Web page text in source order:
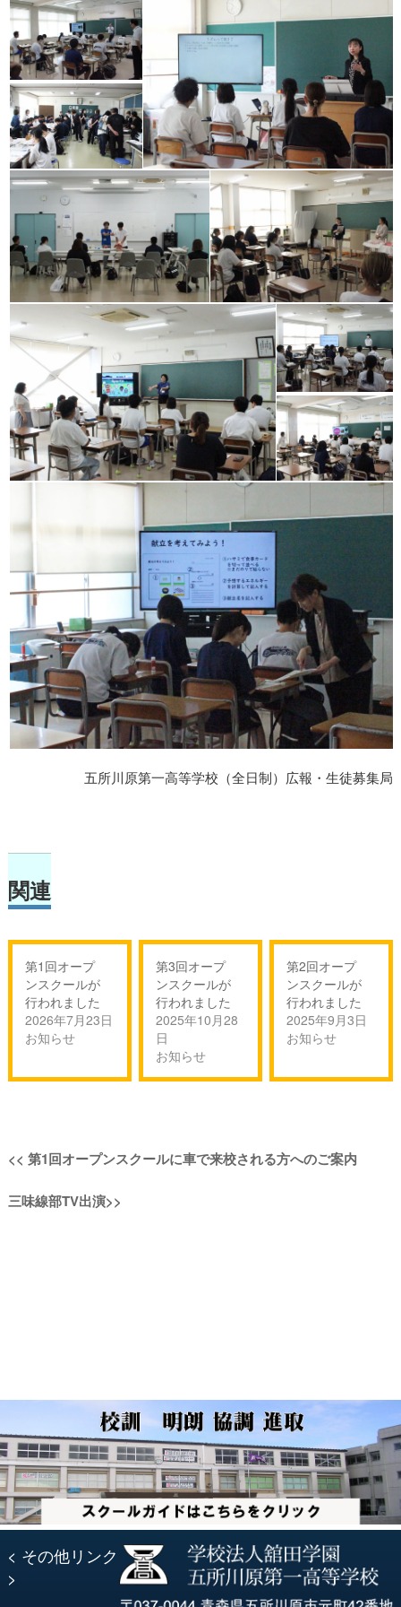
五所川原第一高等学校（全日制）広報・生徒募集局
関連
第1回オープ
ンスクールが
行われました
2026年7月23日
お知らせ
第3回オープ
ンスクールが
行われました
2025年10月28
日
お知らせ
第2回オープ
ンスクールが
行われました
2025年9月3日
お知らせ
投
稿
ョ
ン
<< 過
の
第1回オープンスクールに車で来校される方へのご案内
次
三味線部TV出演>>
< その他リンク
>